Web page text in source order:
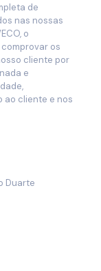
de
nas nossas
o
os
cliente por
e
ao cliente e nos
Duarte